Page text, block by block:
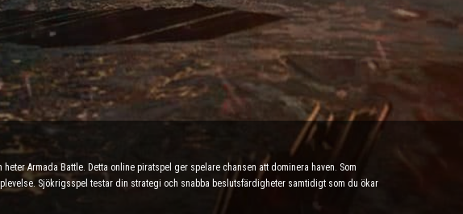
Armada Battle. Detta online piratspel ger spelare chansen att dominera haven. Som
Sjökrigsspel testar din strategi och snabba beslutsfärdigheter samtidigt som du ökar